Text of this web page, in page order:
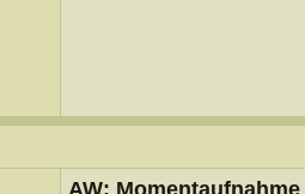
AW: Momentaufnahme